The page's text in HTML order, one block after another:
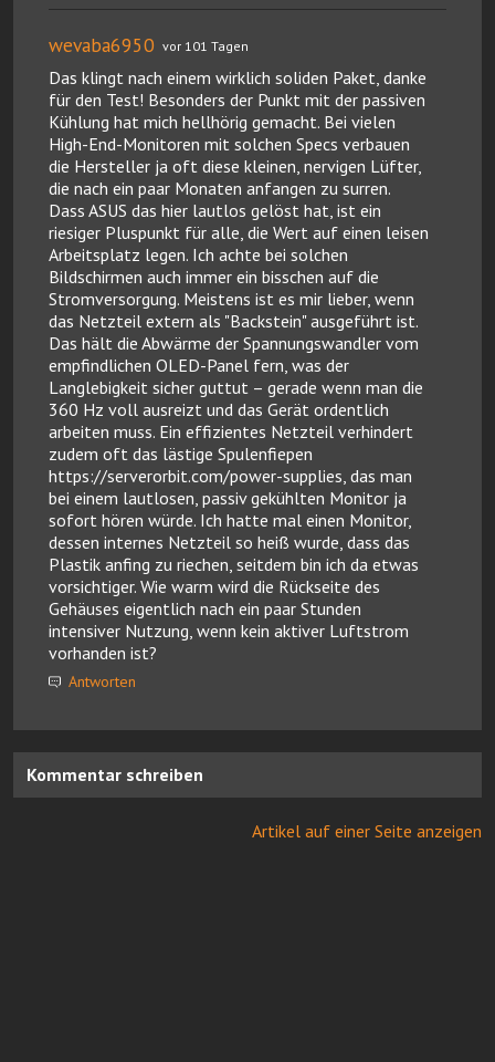
wevaba6950 vor 101 Tagen
Das klingt nach einem wirklich soliden Paket, danke
für den Test! Besonders der Punkt mit der passiven
Kühlung hat mich hellhörig gemacht. Bei vielen
High-End-Monitoren mit solchen Specs verbauen
die Hersteller ja oft diese kleinen, nervigen Lüfter,
die nach ein paar Monaten anfangen zu surren.
Dass ASUS das hier lautlos gelöst hat, ist ein
riesiger Pluspunkt für alle, die Wert auf einen leisen
Arbeitsplatz legen. Ich achte bei solchen
Bildschirmen auch immer ein bisschen auf die
Stromversorgung. Meistens ist es mir lieber, wenn
das Netzteil extern als "Backstein" ausgeführt ist.
Das hält die Abwärme der Spannungswandler vom
empfindlichen OLED-Panel fern, was der
Langlebigkeit sicher guttut – gerade wenn man die
360 Hz voll ausreizt und das Gerät ordentlich
arbeiten muss. Ein effizientes Netzteil verhindert
zudem oft das lästige Spulenfiepen
https://serverorbit.com/power-supplies, das man
bei einem lautlosen, passiv gekühlten Monitor ja
sofort hören würde. Ich hatte mal einen Monitor,
dessen internes Netzteil so heiß wurde, dass das
Plastik anfing zu riechen, seitdem bin ich da etwas
vorsichtiger. Wie warm wird die Rückseite des
Gehäuses eigentlich nach ein paar Stunden
intensiver Nutzung, wenn kein aktiver Luftstrom
vorhanden ist?
Antworten
Kommentar schreiben
Artikel auf einer Seite anzeigen